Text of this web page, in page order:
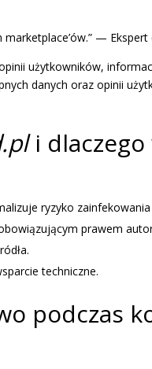
—
użytkowników,
danych oraz opinii
i dlaczego
ryzyko
prawem
techniczne.
podczas